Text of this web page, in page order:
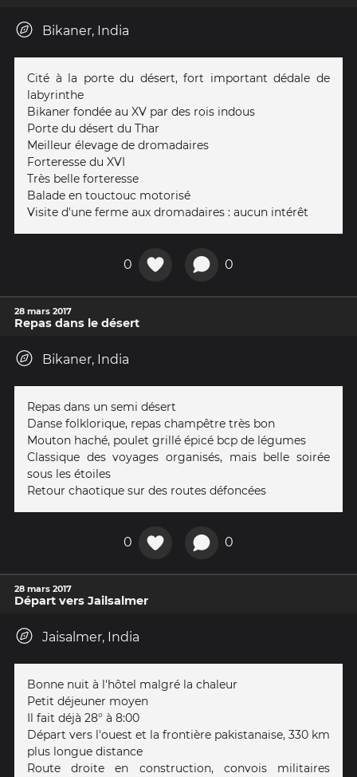
Bikaner, India
Cité à la porte du désert, fort important dédale de
labyrinthe
Bikaner fondée au XV par des rois indous
Porte du désert du Thar
Meilleur élevage de dromadaires
Forteresse du XVI
Très belle forteresse
Balade en touctouc motorisé
Visite d'une ferme aux dromadaires : aucun intérêt
0 0
28 mars 2017
Repas dans le désert
Bikaner, India
Repas dans un semi désert
Danse folklorique, repas champêtre très bon
Mouton haché, poulet grillé épicé bcp de légumes
Classique des voyages organisés, mais belle soirée
sous les étoiles
Retour chaotique sur des routes défoncées
0 0
28 mars 2017
Départ vers Jailsalmer
Jaisalmer, India
Bonne nuit à l'hôtel malgré la chaleur
Petit déjeuner moyen
Il fait déjà 28° à 8:00
Départ vers l'ouest et la frontière pakistanaise, 330 km
plus longue distance
Route droite en construction, convois militaires